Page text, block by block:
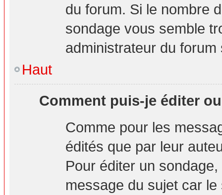
du forum. Si le nombre
sondage vous semble
administrateur du forum
Haut
Comment puis-je éditer
Comme pour les
édités que par leur
Pour éditer un
message du sujet car